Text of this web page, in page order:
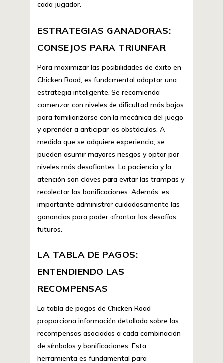
cada jugador.
ESTRATEGIAS GANADORAS:
CONSEJOS PARA TRIUNFAR
Para maximizar las posibilidades de éxito en
Chicken Road, es fundamental adoptar una
estrategia inteligente. Se recomienda
comenzar con niveles de dificultad más bajos
para familiarizarse con la mecánica del juego
y aprender a anticipar los obstáculos. A
medida que se adquiere experiencia, se
pueden asumir mayores riesgos y optar por
niveles más desafiantes. La paciencia y la
atención son claves para evitar las trampas y
recolectar las bonificaciones. Además, es
importante administrar cuidadosamente las
ganancias para poder afrontar los desafíos
futuros.
LA TABLA DE PAGOS:
ENTENDIENDO LAS
RECOMPENSAS
La tabla de pagos de Chicken Road
proporciona información detallada sobre las
recompensas asociadas a cada combinación
de símbolos y bonificaciones. Esta
herramienta es fundamental para